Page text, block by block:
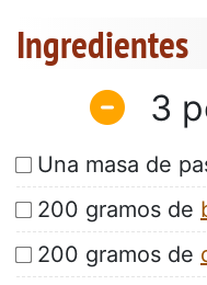
Ingredientes
3
Una masa de
200 gramos de
200 gramos de